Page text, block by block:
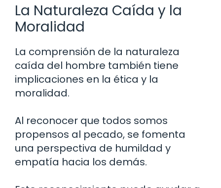
La Naturaleza Caída y la
Moralidad
La comprensión de la naturaleza
caída del hombre también tiene
implicaciones en la ética y la
moralidad.
Al reconocer que todos somos
propensos al pecado, se fomenta
una perspectiva de humildad y
empatía hacia los demás.